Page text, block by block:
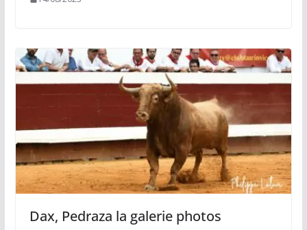
Dax, Pedraza la galerie photos